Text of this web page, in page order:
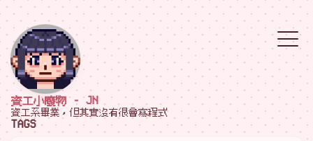
資工小廢物 - JN
資工系畢業，但其實沒有很會寫程式
TAGS